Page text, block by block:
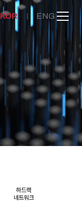
KOR ENG
하드랙
네트워크